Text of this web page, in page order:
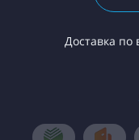
Доставка по